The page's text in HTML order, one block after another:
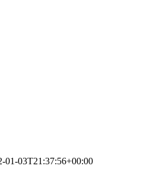
01-03T21:37:56+00:00